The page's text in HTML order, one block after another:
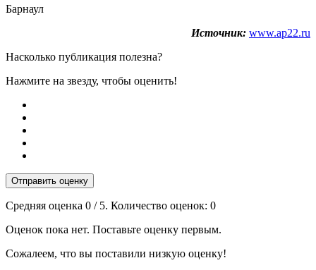
Барнаул
Источник: www.ap22.ru
Насколько публикация полезна?
Нажмите на звезду, чтобы оценить!
Отправить оценку
Средняя оценка 0 / 5. Количество оценок: 0
Оценок пока нет. Поставьте оценку первым.
Сожалеем, что вы поставили низкую оценку!